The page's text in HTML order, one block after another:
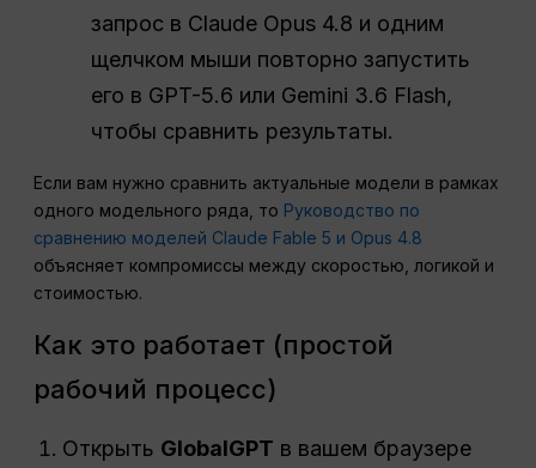
запрос в Claude Opus 4.8 и одним
щелчком мыши повторно запустить
его в GPT-5.6 или Gemini 3.6 Flash,
чтобы сравнить результаты.
Если вам нужно сравнить актуальные модели в рамках
одного модельного ряда, то Руководство по
сравнению моделей Claude Fable 5 и Opus 4.8
объясняет компромиссы между скоростью, логикой и
стоимостью.
Как это работает (простой
рабочий процесс)
Открыть GlobalGPT в вашем браузере